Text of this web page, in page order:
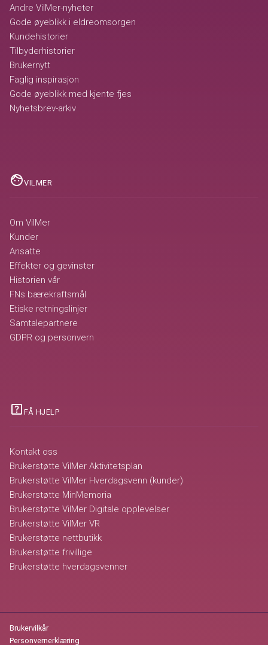
Andre VilMer-nyheter
Gode øyeblikk i eldreomsorgen
Kundehistorier
Tilbyderhistorier
Brukernytt
Faglig inspirasjon
Gode øyeblikk med kjente fjes
Nyhetsbrev-arkiv
faceVILMER
Om VilMer
Kunder
Ansatte
Effekter og gevinster
Historien vår
FNs bærekraftsmål
Etiske retningslinjer
Samtalepartnere
GDPR og personvern
help_center FÅ HJELP
Kontakt oss
Brukerstøtte VilMer Aktivitetsplan
Brukerstøtte VilMer Hverdagsvenn (kunder)
Brukerstøtte MinMemoria
Brukerstøtte VilMer Digitale opplevelser
Brukerstøtte VilMer VR
Brukerstøtte nettbutikk
Brukerstøtte frivillige
Brukerstøtte hverdagsvenner
Brukervilkår
Personvernerklæring